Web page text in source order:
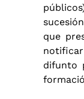
que
difunto